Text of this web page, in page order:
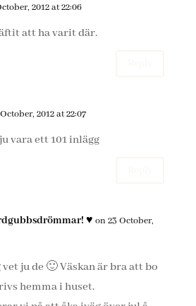
2012 at 22:06
att ha varit där.
2012 at 22:07
vara ett 101 inlägg
♥ on 23 October,
vet ju de 🙂 Väskan är bra att bo
hemma i huset.